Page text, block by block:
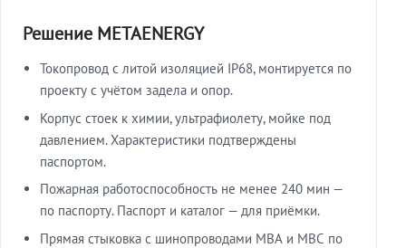
Решение METAENERGY
Токопровод с литой изоляцией IP68, монтируется по
проекту с учётом задела и опор.
Корпус стоек к химии, ультрафиолету, мойке под
давлением. Характеристики подтверждены
паспортом.
Пожарная работоспособность не менее 240 мин —
по паспорту. Паспорт и каталог — для приёмки.
Прямая стыковка с шинопроводами МВА и МВС по